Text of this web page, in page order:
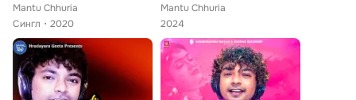
Mantu Chhuria
Сингл
2020
Mantu Chhuria
2024